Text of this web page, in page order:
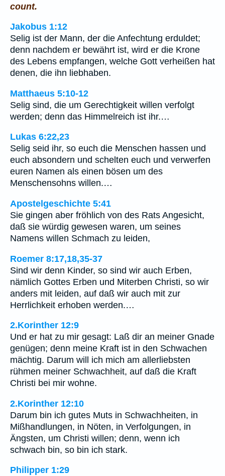
count.
Jakobus 1:12
Selig ist der Mann, der die Anfechtung erduldet;
denn nachdem er bewährt ist, wird er die Krone
des Lebens empfangen, welche Gott verheißen hat
denen, die ihn liebhaben.
Matthaeus 5:10-12
Selig sind, die um Gerechtigkeit willen verfolgt
werden; denn das Himmelreich ist ihr.…
Lukas 6:22,23
Selig seid ihr, so euch die Menschen hassen und
euch absondern und schelten euch und verwerfen
euren Namen als einen bösen um des
Menschensohns willen.…
Apostelgeschichte 5:41
Sie gingen aber fröhlich von des Rats Angesicht,
daß sie würdig gewesen waren, um seines
Namens willen Schmach zu leiden,
Roemer 8:17,18,35-37
Sind wir denn Kinder, so sind wir auch Erben,
nämlich Gottes Erben und Miterben Christi, so wir
anders mit leiden, auf daß wir auch mit zur
Herrlichkeit erhoben werden.…
2.Korinther 12:9
Und er hat zu mir gesagt: Laß dir an meiner Gnade
genügen; denn meine Kraft ist in den Schwachen
mächtig. Darum will ich mich am allerliebsten
rühmen meiner Schwachheit, auf daß die Kraft
Christi bei mir wohne.
2.Korinther 12:10
Darum bin ich gutes Muts in Schwachheiten, in
Mißhandlungen, in Nöten, in Verfolgungen, in
Ängsten, um Christi willen; denn, wenn ich
schwach bin, so bin ich stark.
Philipper 1:29